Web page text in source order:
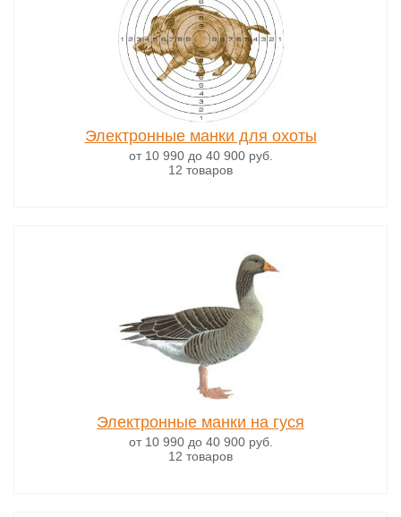
Электронные манки для охоты
от 10 990до 40 900руб.
12 товаров
Электронные манки на гуся
от 10 990до 40 900руб.
12 товаров